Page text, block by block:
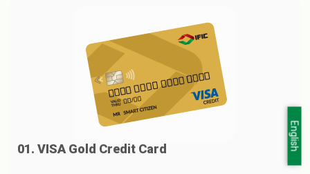
English
01. VISA Gold Credit Card